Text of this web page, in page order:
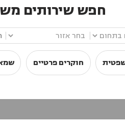
חפש שירותים
חוקרים פרטיים